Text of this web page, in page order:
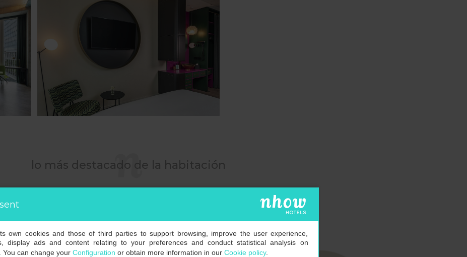
lo más destacado de la habitación
own cookies and those of third parties to support browsing, improve the user experience,
display ads and content relating to your preferences and conduct statistical analysis on
You can change your Configuration or obtain more information in our Cookie policy.